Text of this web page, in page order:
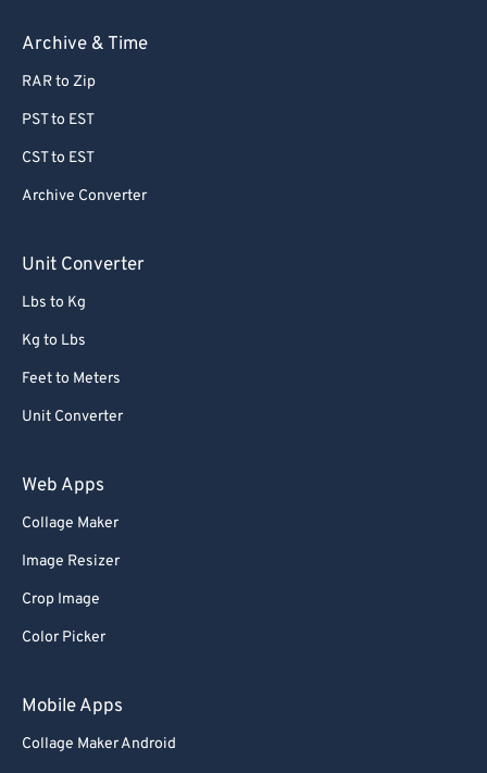
Archive & Time
RAR to Zip
PST to EST
CST to EST
Archive Converter
Unit Converter
Lbs to Kg
Kg to Lbs
Feet to Meters
Unit Converter
Web Apps
Collage Maker
Image Resizer
Crop Image
Color Picker
Mobile Apps
Collage Maker Android